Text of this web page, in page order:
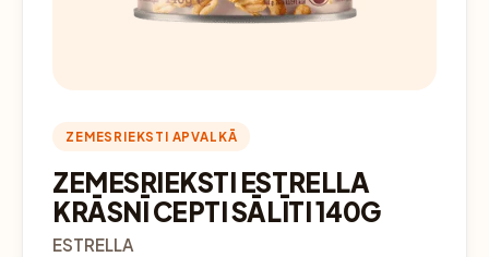
ZEMESRIEKSTI APVALKĀ
ZEMESRIEKSTI ESTRELLA
KRĀSNĪ CEPTI SĀLĪTI 140G
ESTRELLA